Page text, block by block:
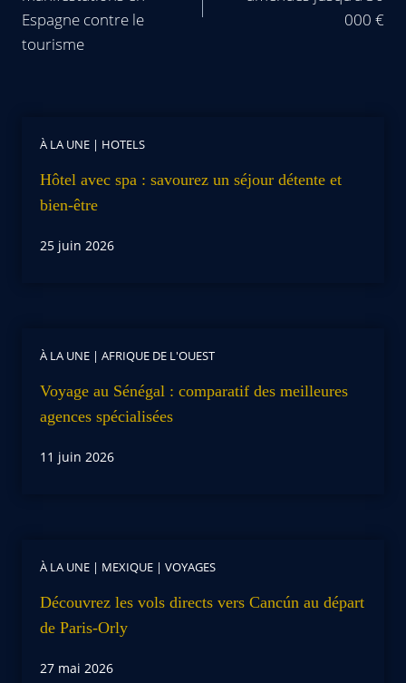
Espagne contre le
tourisme
000 €
À LA UNE | HOTELS
Hôtel avec spa : savourez un séjour détente et
bien-être
25 juin 2026
À LA UNE | AFRIQUE DE L'OUEST
Voyage au Sénégal : comparatif des meilleures
agences spécialisées
11 juin 2026
À LA UNE | MEXIQUE | VOYAGES
Découvrez les vols directs vers Cancún au départ
de Paris-Orly
27 mai 2026